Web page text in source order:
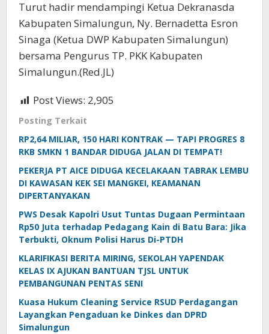
Turut hadir mendampingi Ketua Dekranasda
Kabupaten Simalungun, Ny. Bernadetta Esron
Sinaga (Ketua DWP Kabupaten Simalungun)
bersama Pengurus TP. PKK Kabupaten
Simalungun.(Red.JL)
Post Views: 2,905
Posting Terkait
RP2,64 MILIAR, 150 HARI KONTRAK — TAPI PROGRES 8
RKB SMKN 1 BANDAR DIDUGA JALAN DI TEMPAT!
PEKERJA PT AICE DIDUGA KECELAKAAN TABRAK LEMBU
DI KAWASAN KEK SEI MANGKEI, KEAMANAN
DIPERTANYAKAN
PWS Desak Kapolri Usut Tuntas Dugaan Permintaan
Rp50 Juta terhadap Pedagang Kain di Batu Bara: Jika
Terbukti, Oknum Polisi Harus Di-PTDH
KLARIFIKASI BERITA MIRING, SEKOLAH YAPENDAK
KELAS IX AJUKAN BANTUAN TJSL UNTUK
PEMBANGUNAN PENTAS SENI
Kuasa Hukum Cleaning Service RSUD Perdagangan
Layangkan Pengaduan ke Dinkes dan DPRD
Simalungun